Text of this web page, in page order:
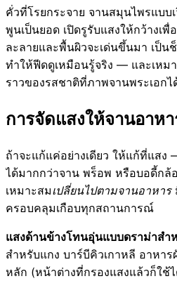
คั่วที่โรยกระจาย จานสมุนไพรแบบ
พูนเป็นยอด เปิดรูรับแสงให้กว้างเ
ละลายและพื้นผิวจะเด่นขึ้นมา เป็น
ทำให้ฟีดดูเหมือนรู้จริง — และเหมา
ราวของรสชาติที่ภาพจานพระเอก
การจัดแสงให้จานอาห
ถ้าจะแก้แค่อย่างเดียว ให้แก้ที่แสง
ได้มากกว่าจาน พร็อพ หรือบอดี้กล้
เหมาะสมเปลี่ยนไปตามจานอาหาร
ครอบคลุมเกือบทุกสถานการณ์
แสงด้านข้างโทนอุ่นแบบดราม่าสำ
สำหรับแกง บาร์บีคิวเกาหลี อาหา
หลัก (หน้าต่างที่กรองแสงแล้วก็ใช้